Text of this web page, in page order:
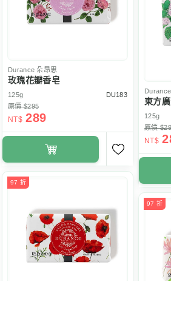
Durance 朵昂思
玫瑰花瓣香皂
125g
DU183
原價 $295
NT$ 289
Durance
東方
125g
原價
NT$
97 折
97 折